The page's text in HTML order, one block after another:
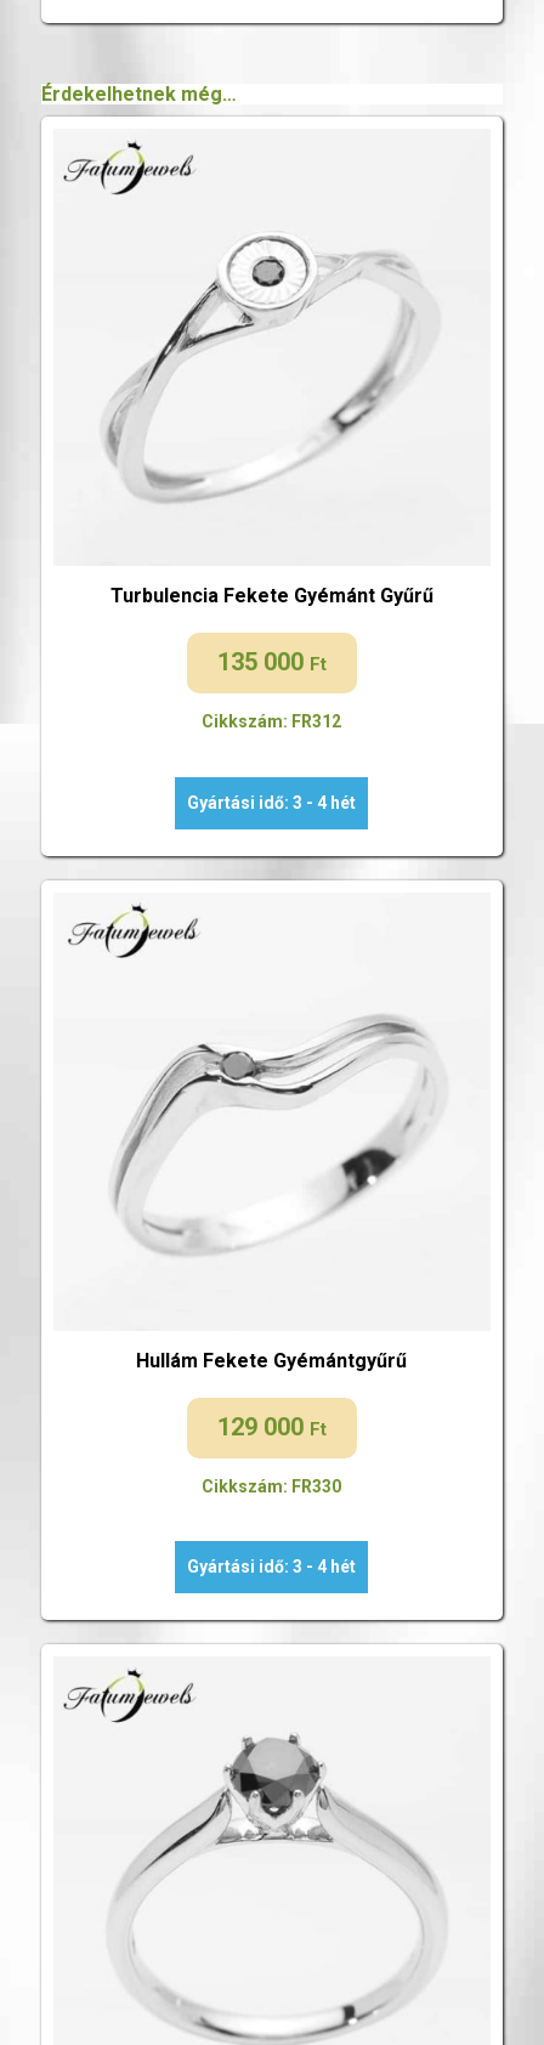
Érdekelhetnek még…
Turbulencia Fekete Gyémánt Gyűrű
135 000 Ft
Cikkszám: FR312
Gyártási idő: 3 - 4 hét
Hullám Fekete Gyémántgyűrű
129 000 Ft
Cikkszám: FR330
Gyártási idő: 3 - 4 hét